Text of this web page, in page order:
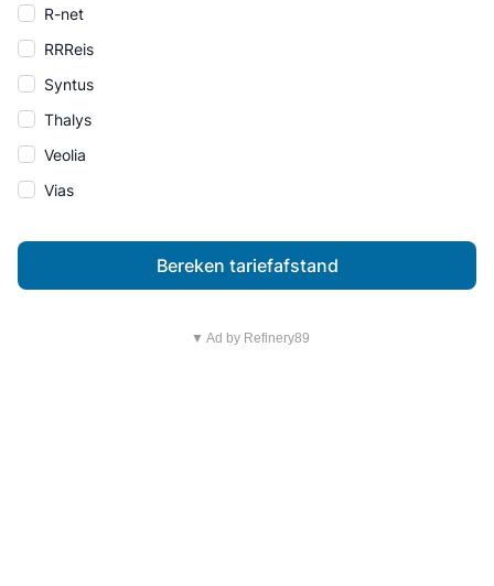
R-net
RRReis
Syntus
Thalys
Veolia
Vias
Bereken tariefafstand
▼ Ad by Refinery89